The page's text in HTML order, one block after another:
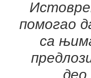
помогао
са
део